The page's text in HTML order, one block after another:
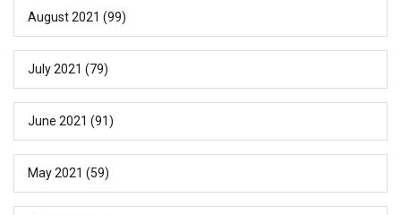
August 2021 (99)
July 2021 (79)
June 2021 (91)
May 2021 (59)